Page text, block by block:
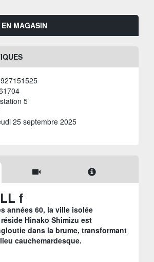
MAGASIN
5
25 septembre 2025
f
années 60, la ville isolée
Hinako Shimizu est
dans la brume, transformant
cauchemardesque.